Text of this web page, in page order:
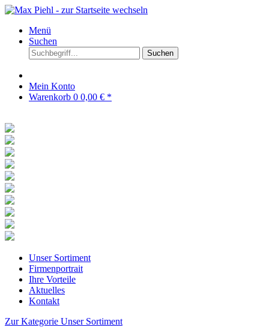
Menü
Suchen
Suchen
Mein Konto
Warenkorb 0 0,00 € *
Unser Sortiment
Firmenportrait
Ihre Vorteile
Aktuelles
Kontakt
Zur Kategorie Unser Sortiment